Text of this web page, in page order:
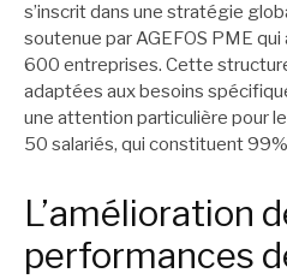
s’inscrit dans une stratégie
soutenue par AGEFOS PME
600 entreprises. Cette
adaptées aux besoins
une attention particulière pour
50 salariés, qui constituent
L’amélioration
performances